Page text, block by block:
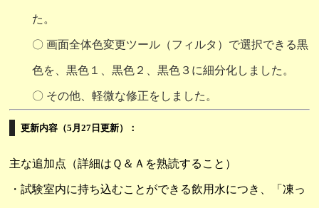
た。
〇 画面全体色変更ツール（フィルタ）で選択できる黒
色を、黒色１、黒色２、黒色３に細分化しました。
〇 その他、軽微な修正をしました。
更新内容（5月27日更新）：
主な追加点（詳細はＱ＆Ａを熟読すること）
・試験室内に持ち込むことができる飲用水につき、「凍っ